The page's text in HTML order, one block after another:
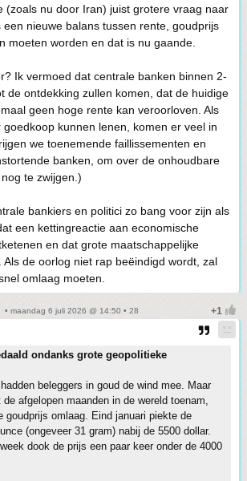
(zoals nu door Iran) juist grotere vraag naar
nieuwe balans tussen rente, goudprijs
moeten worden en dat is nu gaande.
Ik vermoed dat centrale banken binnen 2-
de ontdekking zullen komen, dat de huidige
geen hoge rente kan veroorloven. Als
kunnen lenen, komen er veel in
we toenemende faillissementen en
banken, om over de onhoudbare
te zwijgen.)
bankiers en politici zo bang voor zijn als
een kettingreactie aan economische
en dat grote maatschappelijke
de oorlog niet rap beëindigd wordt, zal
omlaag moeten.
• maandag 6 juli 2026 @ 14:50 • 28
ondanks grote geopolitieke
beleggers in goud de wind mee. Maar
de afgelopen maanden in de wereld toenam,
goudprijs omlaag. Eind januari piekte de
(ongeveer 31 gram) nabij de 5500 dollar.
dook de prijs een paar keer onder de 4000